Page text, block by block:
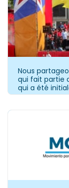
Nous
qui fait partie
qui a été